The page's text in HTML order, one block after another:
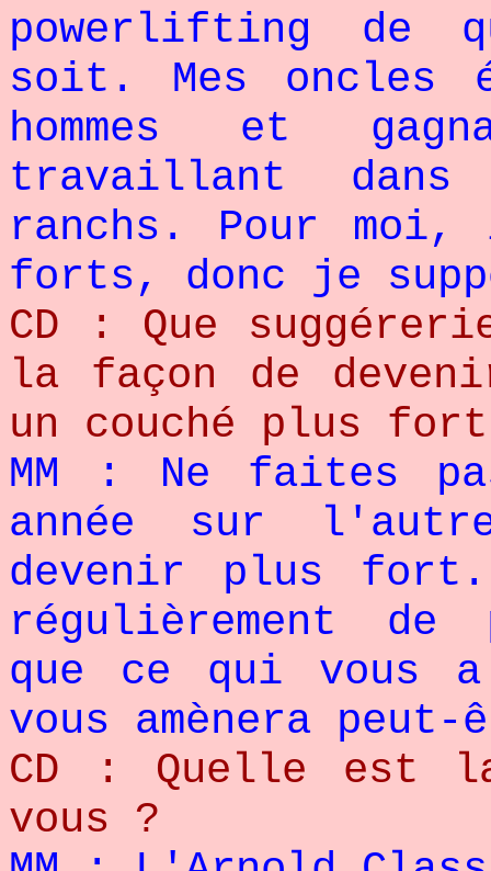
powerlifting de
soit. Mes oncles
hommes et
travaillant
ranchs. Pour
forts, donc je
CD : Que
la façon de
un couché plus
MM : Ne faites
année sur
devenir plus fort.
régulièrement de
que ce qui vous a
vous amènera
CD : Quelle est
vous ?